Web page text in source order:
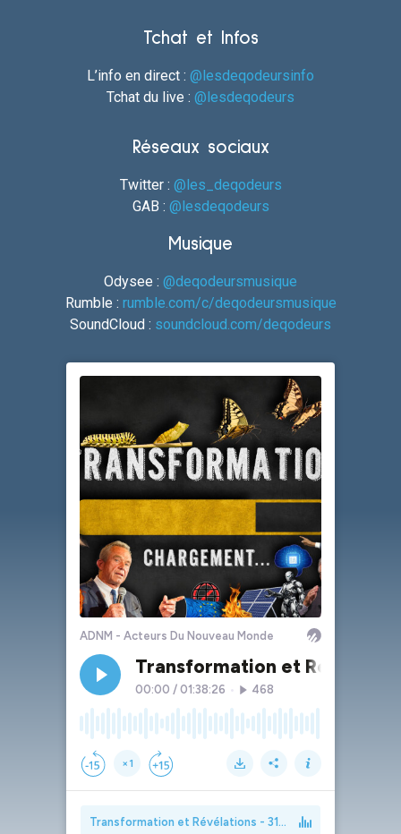
Tchat et Infos
L’info en direct : @lesdeqodeursinfo
Tchat du live : @lesdeqodeurs
Réseaux sociaux
Twitter : @les_deqodeurs
GAB : @lesdeqodeurs
Musique
Odysee : @deqodeursmusique
Rumble : rumble.com/c/deqodeursmusique
SoundCloud : soundcloud.com/deqodeurs